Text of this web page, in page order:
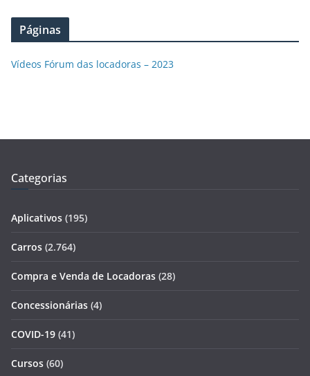
Páginas
Vídeos Fórum das locadoras – 2023
Categorias
Aplicativos (195)
Carros (2.764)
Compra e Venda de Locadoras (28)
Concessionárias (4)
COVID-19 (41)
Cursos (60)